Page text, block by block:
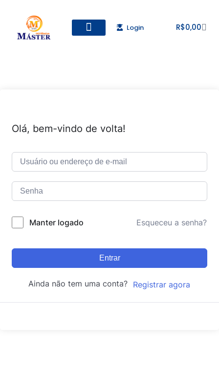
Login R$0,00
Olá, bem-vindo de volta!
Manter logado Esqueceu a senha?
Entrar
Ainda não tem uma conta? Registrar agora